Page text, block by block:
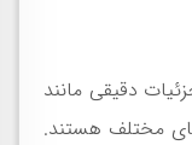
دقیقی مانند
مختلف هستند.